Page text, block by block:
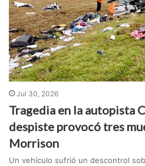
Jul 30, 2026
Tragedia en la autopista
despiste provocó tres
Morrison
Un vehículo sufrió un descontrol